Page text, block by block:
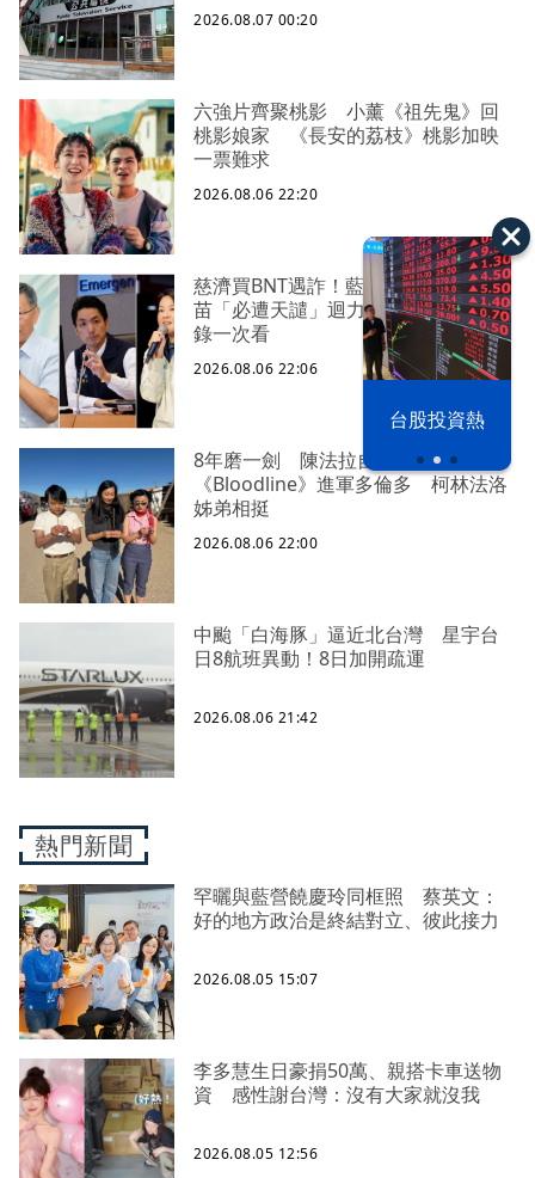
台股投資熱
2026.08.07 00:20
六強片齊聚桃影 小薰《祖先鬼》回
桃影娘家 《長安的荔枝》桃影加映
一票難求
2026.08.06 22:20
慈濟買BNT遇詐！藍白昔嗆政府擋疫
苗「必遭天譴」迴力鏢來了 荒謬語
錄一次看
2026.08.06 22:06
8年磨一劍 陳法拉自編自導
《Bloodline》進軍多倫多 柯林法洛
姊弟相挺
2026.08.06 22:00
中颱「白海豚」逼近北台灣 星宇台
日8航班異動！8日加開疏運
2026.08.06 21:42
熱門新聞
罕曬與藍營饒慶玲同框照 蔡英文：
好的地方政治是終結對立、彼此接力
2026.08.05 15:07
李多慧生日豪捐50萬、親搭卡車送物
資 感性謝台灣：沒有大家就沒我
2026.08.05 12:56